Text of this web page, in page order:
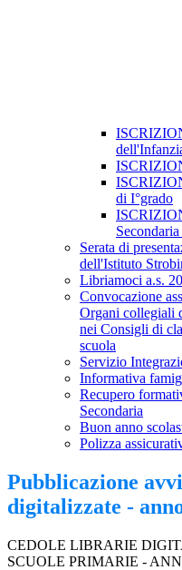
di I°grado
Serata di
dell'Istituto
Libriamoci a.s.
Convocazione
Organi collegiali
nei Consigli di
scuola
Servizio
Informativa
Recupero
Secondaria
Buon anno
Polizza
Pubblicazione
digitalizzate -
CEDOLE LIBRARIE
SCUOLE PRIMARIE -